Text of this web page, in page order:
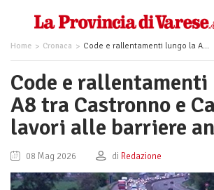
Home Cronaca Code e rallentamenti lungo la A8 tra Castronno e Cavaria per lavori alle barriere antirumore
Code e
A8 tra Castronno e
lavori alle barriere
08 Mag 2026 di Redazione